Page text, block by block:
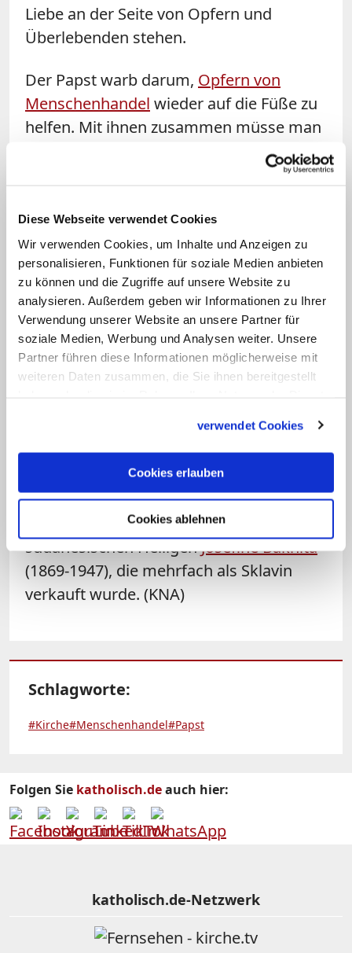
Diese Webseite verwendet Cookies
Wir verwenden Cookies, um Inhalte und Anzeigen zu
personalisieren, Funktionen für soziale Medien anbieten
zu können und die Zugriffe auf unsere Website zu
analysieren. Außerdem geben wir Informationen zu Ihrer
Verwendung unserer Website an unsere Partner für
soziale Medien, Werbung und Analysen weiter. Unsere
Partner führen diese Informationen möglicherweise mit
weiteren Daten zusammen, die Sie ihnen bereitgestellt
verwendet Cookies
Cookies erlauben
Cookies ablehnen
Liebe an der Seite von Opfern und
Überlebenden stehen.
Der Papst warb darum, Opfern von
Menschenhandel wieder auf die Füße zu
helfen. Mit ihnen zusammen müsse man
Wege finden, um andere Betroffene zu
befreien und Präventionsmöglichkeiten
komplexes Phänomen, das sich ständig
weiterentwickele und durch Kriege,
Konflikte, Hungersnöte und die Folgen
des Klimawandels begünstigt werde, so
Franziskus. Daher seien globale
Antworten und gemeinsame
Anstrengungen auf allen Ebenen
erforderlich, um Menschenhandel zu
Die katholische Kirche begeht den
"Internationaler Tag des Gebets und der
Reflexion gegen den Menschenhandel"
seit 2015 am Gedenktag der
sudanesischen HeiligenJosefine Bakhita
(1869-1947), die mehrfach als Sklavin
verkauft wurde. (KNA)
Schlagworte:
#Kirche#Menschenhandel#Papst
Folgen Sie katholisch.deauch hier:
katholisch.de-Netzwerk